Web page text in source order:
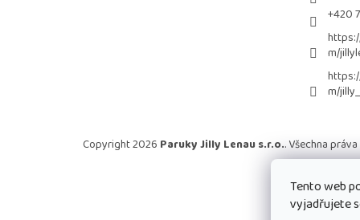
Tento web
vyjadřujete
+420
m/
m/
Copyright 2026 Paruky Jilly Lenau s.r.o.. Všechna